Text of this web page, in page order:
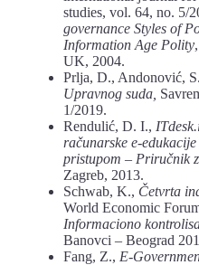
studies, vol. 64, no. 5/
governance Styles of
Information Age Polity
UK, 2004.
Prlja, D., Andonović,
Upravnog suda,
1/2019.
Rendulić, D. I.,
računarske e-edukacije
pristupom – Priručnik
Zagreb, 2013.
Schwab, K., Četvrta
World Economic
Informaciono
Banovci – Beograd
Fang, Z., E-